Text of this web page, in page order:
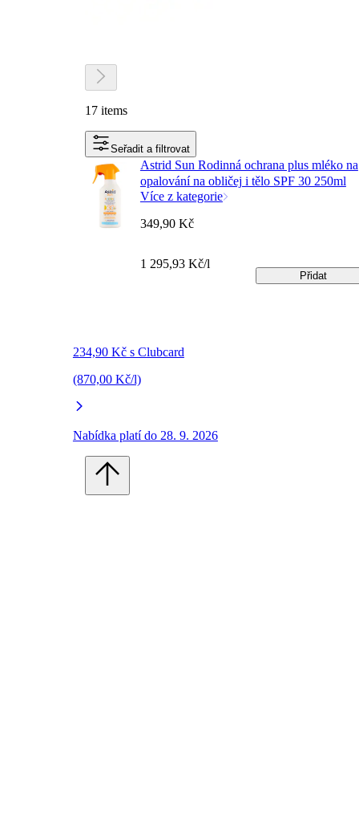
17 items
Seřadit a filtrovat
Astrid Sun Rodinná ochrana plus mléko na
opalování na obličej i tělo SPF 30 250ml
Více z kategorie
234,90 Kč s Clubcard
(870,00 Kč/l)
Nabídka platí do 28. 9. 2026
349,90 Kč
1 295,93 Kč/l
Přidat